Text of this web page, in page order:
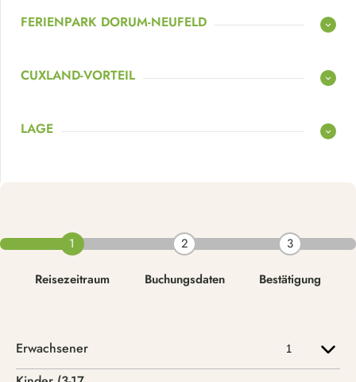
FERIENPARK DORUM-NEUFELD
CUXLAND-VORTEIL
LAGE